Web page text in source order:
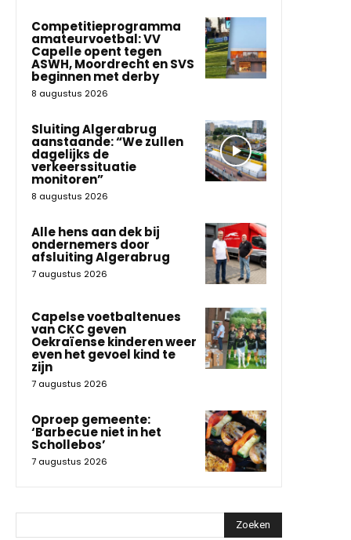
Competitieprogramma
amateurvoetbal: VV
Capelle opent tegen
ASWH, Moordrecht en SVS
beginnen met derby
8 augustus 2026
Sluiting Algerabrug
aanstaande: “We zullen
dagelijks de
verkeerssituatie
monitoren”
8 augustus 2026
Alle hens aan dek bij
ondernemers door
afsluiting Algerabrug
7 augustus 2026
Capelse voetbaltenues
van CKC geven
Oekraïense kinderen weer
even het gevoel kind te
zijn
7 augustus 2026
Oproep gemeente:
‘Barbecue niet in het
Schollebos’
7 augustus 2026
Zoeken